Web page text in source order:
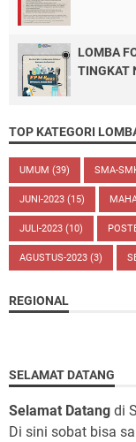
LOMBA
TINGKAT
TOP KATEGORI
UMUM (39) SMA-
JUNI-2023 (15)
JULI-2023 (10)
AGUSTUS-2023 (3)
REGIONAL
SELAMAT DATANG
Selamat Datang di
Di sini sobat bisa